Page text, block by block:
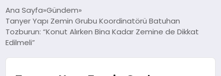
SAĞLIK
Ana Sayfa Gündem
Tanyer Yapı Zemin Grubu Koordinatörü Batuhan
Tozburun: “Konut Alırken Bina Kadar Zemine de Dikkat
Edilmeli”